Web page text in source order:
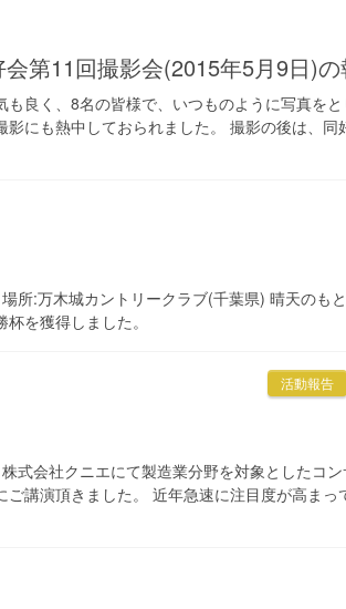
会第11回撮影会(2015年5月9日)
も良く、8名の皆様で、いつものように写真を
影にも熱中しておられました。 撮影の後は、
所:万木城カントリークラブ(千葉県) 晴天のも
を獲得しました。
活動報告
式会社クニエにて製造業分野を対象としたコ
ご講演頂きました。 近年急速に注目度が高ま